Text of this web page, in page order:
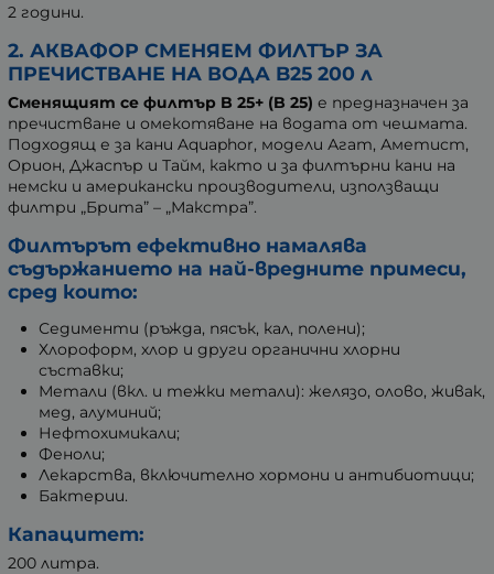
2 години.
2. АКВАФОР СМЕНЯЕМ ФИЛТЪР ЗА
ПРЕЧИСТВАНЕ НА ВОДА B25 200 л
Сменящият се филтър B 25+ (B 25) е предназначен за
пречистване и омекотяване на водата от чешмата.
Подходящ е за кани Aquaphor, модели Агат, Аметист,
Орион, Джаспър и Тайм, както и за филтърни кани на
немски и американски производители, използващи
филтри „Брита” – „Макстра”.
Филтърът ефективно намалява
съдържанието на най-вредните примеси,
сред които:
Седименти (ръжда, пясък, кал, полени);
Хлороформ, хлор и други органични хлорни
съставки;
Метали (вкл. и тежки метали): желязо, олово, живак,
мед, алуминий;
Нефтохимикали;
Феноли;
Лекарства, включително хормони и антибиотици;
Бактерии.
Капацитет:
200 литра.